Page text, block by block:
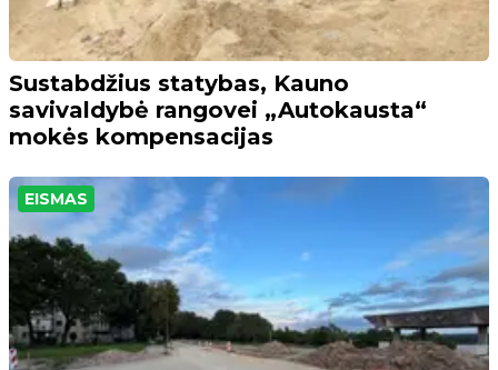
Sustabdžius statybas, Kauno
savivaldybė rangovei „Autokausta“
mokės kompensacijas
EISMAS